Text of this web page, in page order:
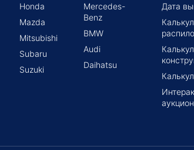
Honda
Mazda
Mitsubishi
Subaru
Suzuki
Mercedes-
Benz
BMW
Audi
Daihatsu
Дата